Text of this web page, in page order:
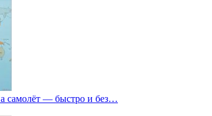
самолёт — быстро и без…